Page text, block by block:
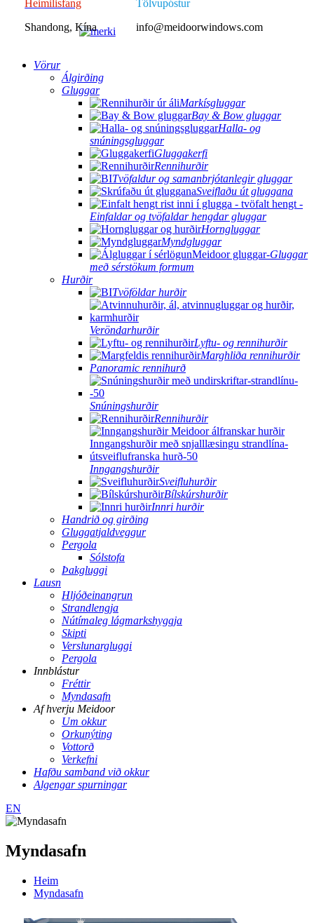
Heimilisfang
Shandong, Kína
Tölvupóstur
info@meidoorwindows.com
Vörur
Álgirðing
Gluggar
Markísgluggar
Bay & Bow gluggar
Halla- og
snúningsgluggar
Gluggakerfi
Rennihurðir
Tvöfaldur og samanbrjótanlegir gluggar
Sveiflaðu út gluggana
Einfaldar og tvöfaldar hengdar gluggar
Horngluggar
Myndgluggar
Gluggar
með sérstökum formum
Hurðir
Tvöföldar hurðir
Veröndarhurðir
Lyftu- og rennihurðir
Marghliða rennihurðir
Panoramic rennihurð
Snúningshurðir
Rennihurðir
Inngangshurðir
Sveifluhurðir
Bílskúrshurðir
Innri hurðir
Handrið og girðing
Gluggatjaldveggur
Pergola
Sólstofa
Þakgluggi
Lausn
Hljóðeinangrun
Strandlengja
Nútímaleg lágmarkshyggja
Skipti
Verslunargluggi
Pergola
Innblástur
Fréttir
Myndasafn
Af hverju Meidoor
Um okkur
Orkunýting
Vottorð
Verkefni
Hafðu samband við okkur
Algengar spurningar
EN
Myndasafn
Heim
Myndasafn